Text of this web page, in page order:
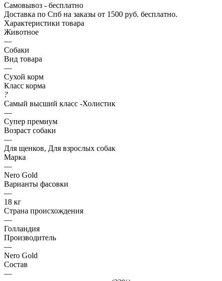
Самовывоз - бесплатно
Доставка по Спб на заказы от 1500 руб. бесплатно.
Характеристики товара
Животное
—
Собаки
Вид товара
—
Сухой корм
Класс корма
?
Самый высший класс -Холистик
—
Супер премиум
Возраст собаки
—
Для щенков, Для взрослых собак
Марка
—
Nero Gold
Варианты фасовки
—
18 кг
Страна происхождения
—
Голландия
Производитель
—
Nero Gold
Состав
—